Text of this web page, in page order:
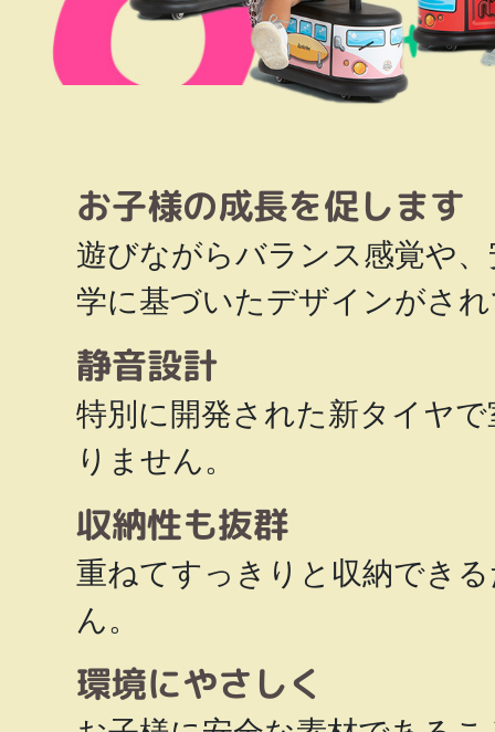
お子様の成長を促します
遊びながらバランス感覚や
学に基づいたデザインがさ
静音設計
特別に開発された新タイヤ
りません。
収納性も抜群
重ねてすっきりと収納でき
ん。
環境にやさしく